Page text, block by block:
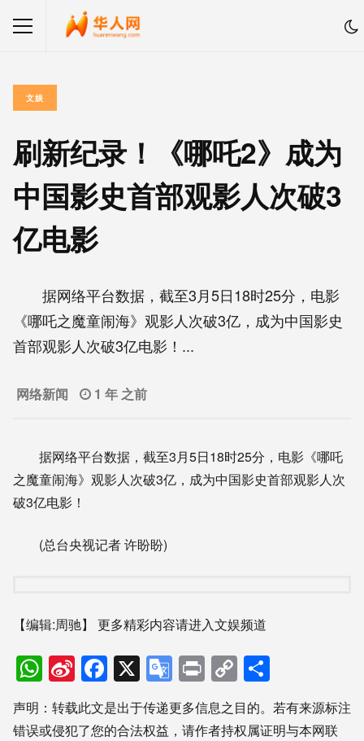
文娱
刷新纪录！《哪吒2》成为
中国影史首部观影人次破3
亿电影
据网络平台数据，截至3月5日18时25分，电影
《哪吒之魔童闹海》观影人次破3亿，成为中国影史
首部观影人次破3亿电影！...
网络新闻 1 年 之前
据网络平台数据，截至3月5日18时25分，电影《哪吒
之魔童闹海》观影人次破3亿，成为中国影史首部观影人次
破3亿电影！
(总台央视记者 许盼盼)
【编辑:周驰】 更多精彩内容请进入文娱频道
WhatsApp
Sina
Weibo
Facebook
X Google
Translate
PrintCopy
Link享
声明：转载此文是出于传递更多信息之目的。若有来源标注
错误或侵犯了您的合法权益，请作者持权属证明与本网联